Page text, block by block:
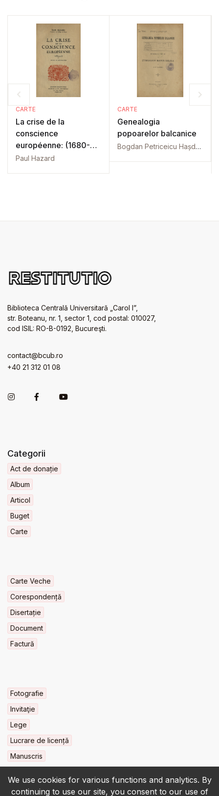
We use cookies for various functions and analytics. By
continuing to use our site, you consent to our use of
CARTE
La crise de la
conscience
européenne: (1680-
1715): Vol. 3
Paul Hazard
CARTE
Genealogia
popoarelor balcanice
Bogdan Petriceicu Hașdeu
Biblioteca Centrală Universitară „Carol I”,
str. Boteanu, nr. 1, sector 1, cod postal: 010027,
cod ISIL: RO-B-0192, Bucureşti.
contact@bcub.ro
+40 21 312 01 08
Categorii
Act de donație
Album
Articol
Buget
Carte
Carte Veche
Corespondență
Disertație
Document
Factură
Fotografie
Invitaţie
Lege
Lucrare de licență
Manuscris